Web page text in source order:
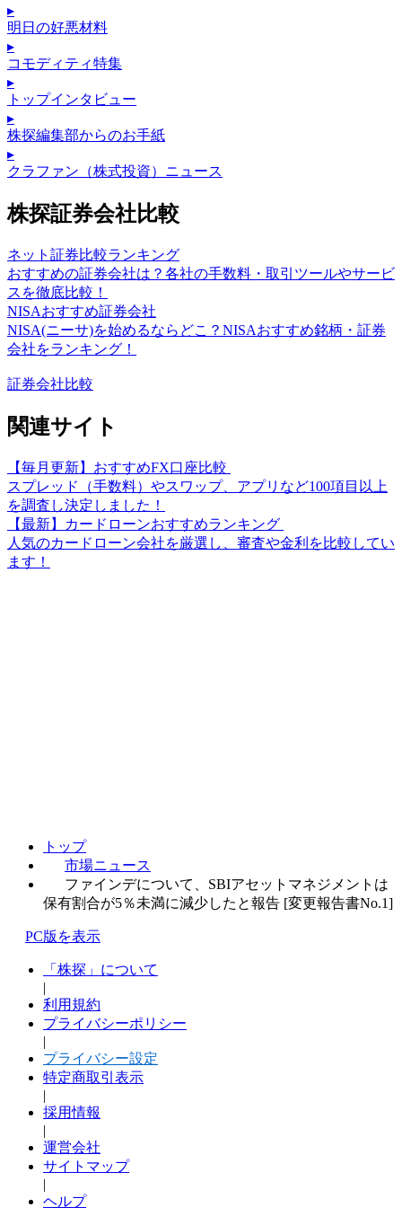
▸
明日の好悪材料
▸
コモディティ特集
▸
トップインタビュー
▸
株探編集部からのお手紙
▸
クラファン（株式投資）ニュース
株探証券会社比較
ネット証券比較ランキング
おすすめの証券会社は？各社の手数料・取引ツールやサービ
スを徹底比較！
NISAおすすめ証券会社
NISA(ニーサ)を始めるならどこ？NISAおすすめ銘柄・証券
会社をランキング！
証券会社比較
関連サイト
【毎月更新】おすすめFX口座比較
スプレッド（手数料）やスワップ、アプリなど100項目以上
を調査し決定しました！
【最新】カードローンおすすめランキング
人気のカードローン会社を厳選し、審査や金利を比較してい
ます！
トップ
市場ニュース
ファインデについて、SBIアセットマネジメントは
保有割合が5％未満に減少したと報告 [変更報告書No.1]
PC版を表示
「株探」について
|
利用規約
プライバシーポリシー
|
プライバシー設定
特定商取引表示
|
採用情報
|
運営会社
サイトマップ
|
ヘルプ